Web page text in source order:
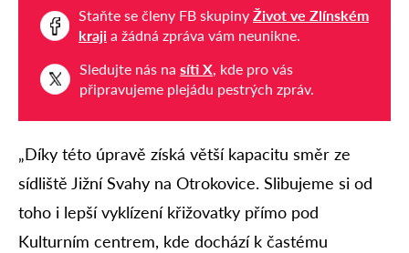
Staňte se členy FB skupiny Život ve Zlínském
kraji a žádná zpráva vám neunikne.
Sledujte nás na síti X, kde pro vás
připravujeme plejádu pestrých zpráv.
„Díky této úpravě získá větší kapacitu směr ze
sídliště Jižní Svahy na Otrokovice. Slibujeme si od
toho i lepší vyklízení křižovatky přímo pod
Kulturním centrem, kde dochází k častému